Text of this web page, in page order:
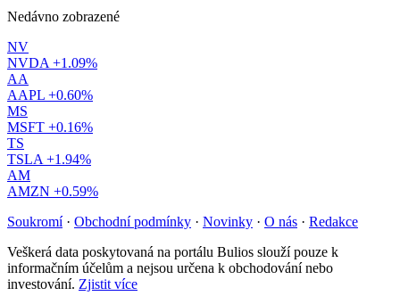
Nedávno zobrazené
NV
NVDA +1.09%
AA
AAPL +0.60%
MS
MSFT +0.16%
TS
TSLA +1.94%
AM
AMZN +0.59%
Soukromí · Obchodní podmínky · Novinky · O nás · Redakce
Veškerá data poskytovaná na portálu Bulios slouží pouze k
informačním účelům a nejsou určena k obchodování nebo
investování. Zjistit více